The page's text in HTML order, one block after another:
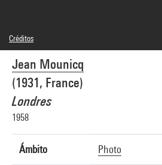
Jean Mounicq
(1931, France)
Londres
1958
Ámbito Photo
Créditos
© Jean Mounicq
Créditos fotográficos : Centre Pompidou, MNAM-
GrandPalaisRmn
Referencia de la imagen : 4N63096
Difusión de la imagen :